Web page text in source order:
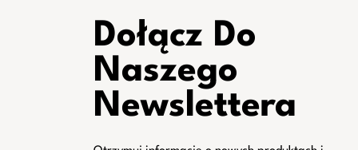
Dołącz Do
Naszego
Newslettera